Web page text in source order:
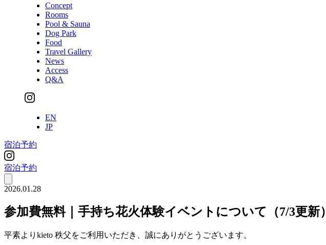
Concept
Rooms
Pool & Sauna
Dog Park
Food
Travel Gallery
News
Access
Q&A
EN
JP
宿泊予約
宿泊予約
2026.01.28
参加費無料｜手持ち花火体験イベントについて（7/3更新）
平素よりkieto 秩父をご利用いただき、誠にありがとうございます。